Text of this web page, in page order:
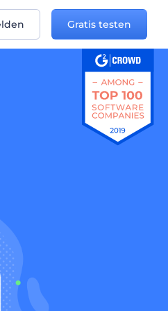
Gratis testen